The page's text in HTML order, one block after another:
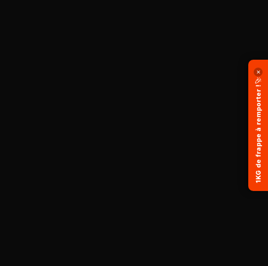
✕
🎉
1KG de frappe à remporter !